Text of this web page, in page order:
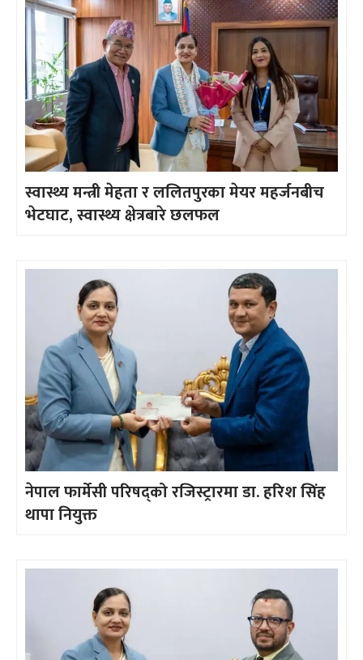
स्वास्थ्य मन्त्री मेहता र ललितपुरका मेयर महर्जनबीच
भेटघाट, स्वास्थ्य क्षेत्रबारे छलफल
नेपाल फार्मेसी परिषद्को रजिस्ट्रारमा डा. हरिश सिंह
थापा नियुक्त